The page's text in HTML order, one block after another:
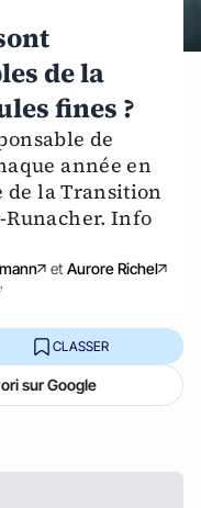
de la
fines ?
de
année en
la Transition
Runacher. Info
et Aurore Richel
CLASSER
sur Google